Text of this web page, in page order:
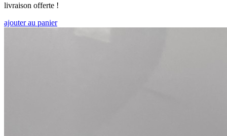
livraison offerte !
ajouter au panier